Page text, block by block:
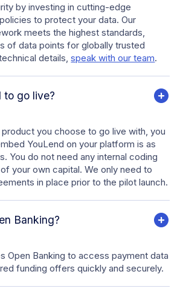
by investing in cutting-edge
to protect your data. Our
meets the highest standards,
of data points for globally trusted
details,speak with our team.
to go live?
you choose to go live with, you
YouLend on your platform is as
You do not need any internal coding
your own capital. We only need to
in place prior to the pilot launch.
Banking?
Open Banking to access payment data
funding offers quickly and securely.